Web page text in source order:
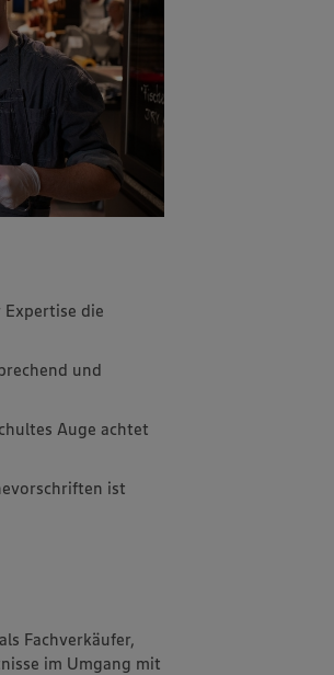
die
und
Auge achtet
ist
Fachverkäufer,
im Umgang mit